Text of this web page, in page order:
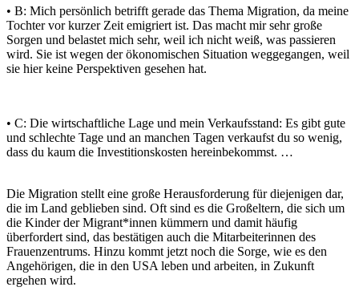
• B: Mich persönlich betrifft gerade das Thema Migration, da meine
Tochter vor kurzer Zeit emigriert ist. Das macht mir sehr große
Sorgen und belastet mich sehr, weil ich nicht weiß, was passieren
wird. Sie ist wegen der ökonomischen Situation weggegangen, weil
sie hier keine Perspektiven gesehen hat.
• C: Die wirtschaftliche Lage und mein Verkaufsstand: Es gibt gute
und schlechte Tage und an manchen Tagen verkaufst du so wenig,
dass du kaum die Investitionskosten hereinbekommst. …
Die Migration stellt eine große Herausforderung für diejenigen dar,
die im Land geblieben sind. Oft sind es die Großeltern, die sich um
die Kinder der Migrant*innen kümmern und damit häufig
überfordert sind, das bestätigen auch die Mitarbeiterinnen des
Frauenzentrums. Hinzu kommt jetzt noch die Sorge, wie es den
Angehörigen, die in den USA leben und arbeiten, in Zukunft
ergehen wird.